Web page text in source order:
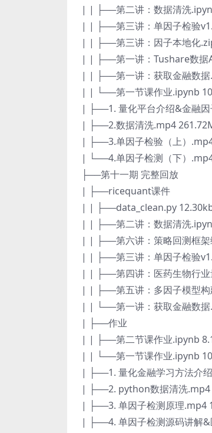
| | ├──第二讲：数据清洗
| | ├──第三讲：单因子检验
| | ├──第三讲：因子本地化
| | ├──第一讲：Tushare数据
| | ├──第一讲：获取金融数
| | └──第一节课作业.ipynb
| ├──1. 量化平台介绍&金融
| ├──2.数据清洗.mp4
| ├──3.单因子检验（上）
| └──4.单因子检测（下）
├──第十一期 完整回放
| ├──ricequant课件
| | ├──data_clean.py
| | ├──第二讲：数据清洗
| | ├──第六讲：策略回测框
| | ├──第三讲：单因子检验
| | ├──第四讲：医药生物行
| | ├──第五讲：多因子模型
| | └──第一讲：获取金融数
| ├──作业
| | ├──第二节课作业.ipynb
| | └──第一节课作业.ipynb
| ├──1. 量化金融学习方法介
| ├──2. python数据清洗.mp4
| ├──3. 单因子检测原理.mp4
| ├──4. 单因子检测源码讲解